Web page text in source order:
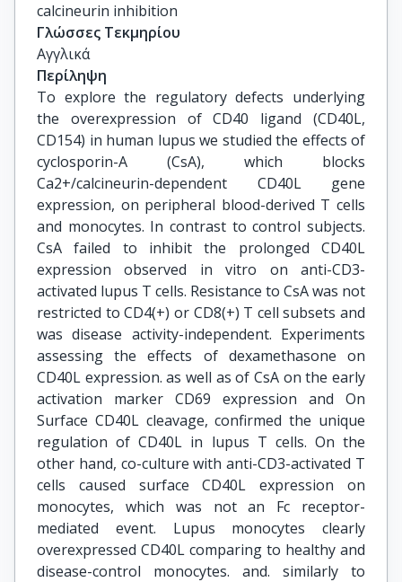
calcineurin inhibition
Γλώσσες Τεκμηρίου
Αγγλικά
Περίληψη
To explore the regulatory defects underlying
the overexpression of CD40 ligand (CD40L,
CD154) in human lupus we studied the effects of
cyclosporin-A (CsA), which blocks
Ca2+/calcineurin-dependent CD40L gene
expression, on peripheral blood-derived T cells
and monocytes. In contrast to control subjects.
CsA failed to inhibit the prolonged CD40L
expression observed in vitro on anti-CD3-
activated lupus T cells. Resistance to CsA was not
restricted to CD4(+) or CD8(+) T cell subsets and
was disease activity-independent. Experiments
assessing the effects of dexamethasone on
CD40L expression. as well as of CsA on the early
activation marker CD69 expression and On
Surface CD40L cleavage, confirmed the unique
regulation of CD40L in lupus T cells. On the
other hand, co-culture with anti-CD3-activated T
cells caused surface CD40L expression on
monocytes, which was not an Fc receptor-
mediated event. Lupus monocytes clearly
overexpressed CD40L comparing to healthy and
disease-control monocytes. and. similarly to